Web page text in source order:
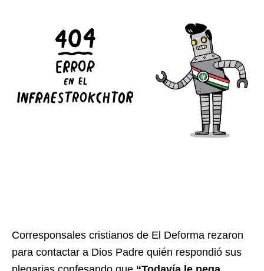
Corresponsales cristianos de El Deforma rezaron
para contactar a Dios Padre quién respondió sus